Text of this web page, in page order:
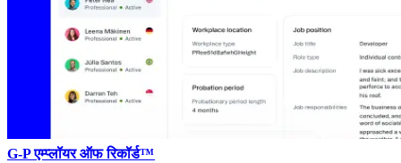
G-P एम्प्लॉयर ऑफ रिकॉर्ड™​​